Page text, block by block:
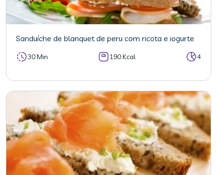
Sanduíche de blanquet de peru com ricota e iogurte
30 Min 190 Kcal 4